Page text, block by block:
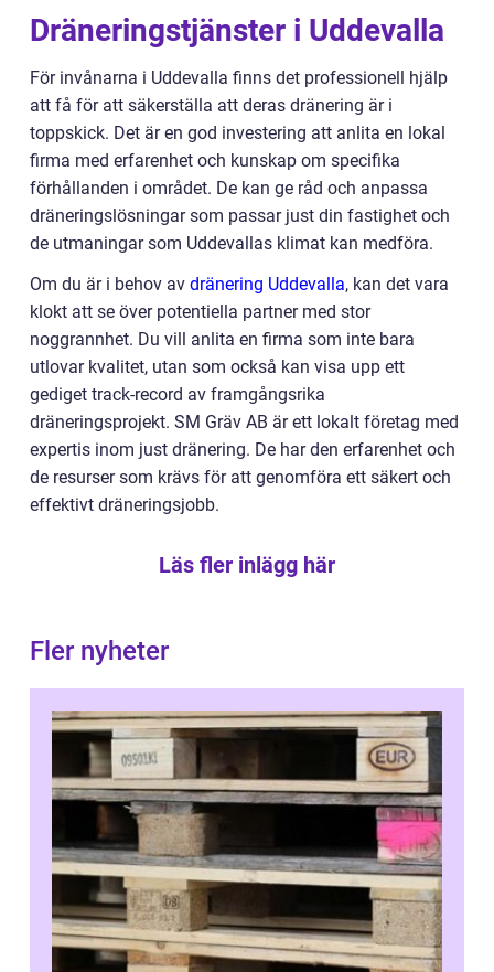
Dräneringstjänster i Uddevalla
För invånarna i Uddevalla finns det professionell hjälp
att få för att säkerställa att deras dränering är i
toppskick. Det är en god investering att anlita en lokal
firma med erfarenhet och kunskap om specifika
förhållanden i området. De kan ge råd och anpassa
dräneringslösningar som passar just din fastighet och
de utmaningar som Uddevallas klimat kan medföra.
Om du är i behov av dränering Uddevalla, kan det vara
klokt att se över potentiella partner med stor
noggrannhet. Du vill anlita en firma som inte bara
utlovar kvalitet, utan som också kan visa upp ett
gediget track-record av framgångsrika
dräneringsprojekt. SM Gräv AB är ett lokalt företag med
expertis inom just dränering. De har den erfarenhet och
de resurser som krävs för att genomföra ett säkert och
effektivt dräneringsjobb.
Läs fler inlägg här
Fler nyheter